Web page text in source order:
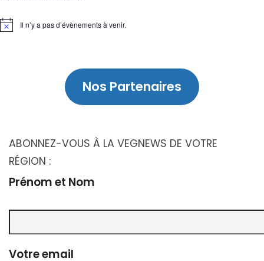
Notice Il n’y a pas d’évènements à venir.
Nos Partenaires
ABONNEZ-VOUS À LA VEGNEWS DE VOTRE
RÉGION :
Prénom et Nom
Votre email